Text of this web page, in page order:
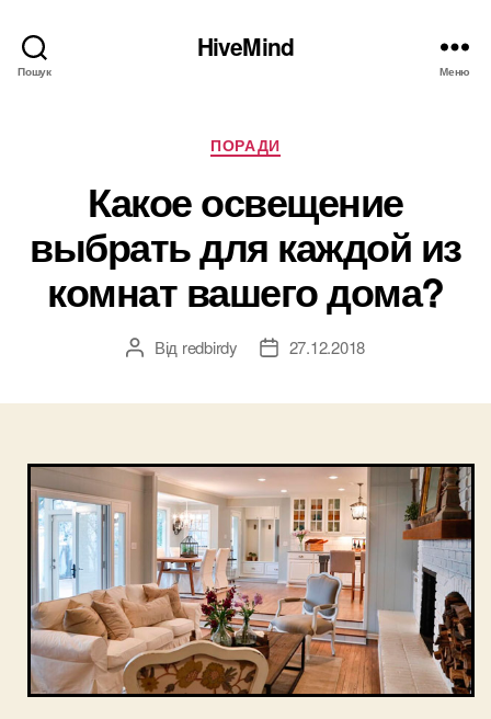
Пошук
HiveMind
Меню
Категорії
ПОРАДИ
Какое освещение
выбрать для каждой из
комнат вашего дома?
Автор
Від redbirdy
Дата27.12.2018